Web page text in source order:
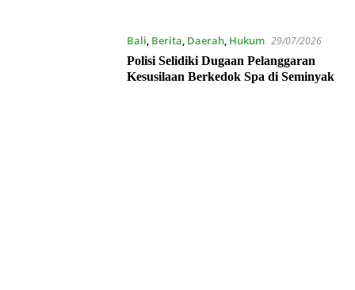
Bali, Berita, Daerah, Hukum 29/07/2026
Polisi Selidiki Dugaan Pelanggaran
Kesusilaan Berkedok Spa di Seminyak